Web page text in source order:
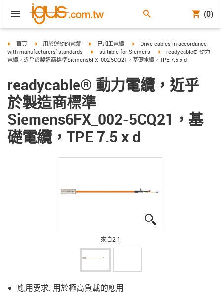
(0)
igus-icon-arrow-right
首頁 igus-icon-arrow-right
用於運動的電纜 igus-icon-arrow-right
已加工電纜 igus-icon-arrow-right
Drive cables in accordance
with manufacturers' standards
igus-icon-arrow-right
suitable for Siemens igus-icon-arrow-right
readycable® 動力
電纜，近乎於製造商標準Siemens6FX_002-5CQ21，基礎電纜，TPE 7.5 x d
readycable® 動力電纜，近乎
於製造商標準
Siemens6FX_002-5CQ21，基
礎電纜，TPE 7.5 x d
來自2 1
應用要求: 用於極高負載的應用